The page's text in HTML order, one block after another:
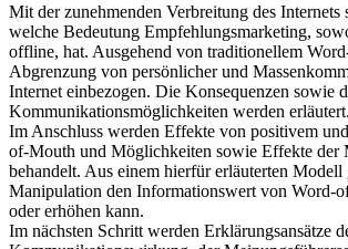
Mit der zunehmenden Verbreitung des Internets
welche Bedeutung Empfehlungsmarketing,
offline, hat. Ausgehend von traditionellem
Abgrenzung von persönlicher und
Internet einbezogen. Die Konsequenzen sowie
Kommunikationsmöglichkeiten werden erläutert.
Im Anschluss werden Effekte von positivem
of-Mouth und Möglichkeiten sowie Effekte der
behandelt. Aus einem hierfür erläuterten Modell
Manipulation den Informationswert von Word-
oder erhöhen kann.
Im nächsten Schritt werden Erklärungsansätze